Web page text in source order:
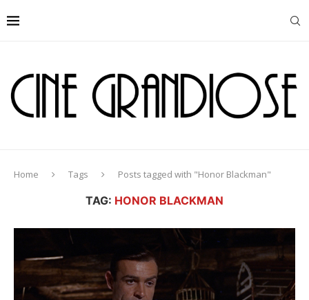
Home Tags Posts tagged with "Honor Blackman"
TAG: HONOR BLACKMAN